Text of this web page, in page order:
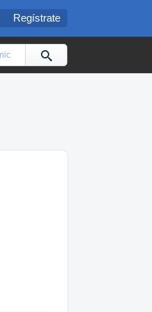
Regístrate